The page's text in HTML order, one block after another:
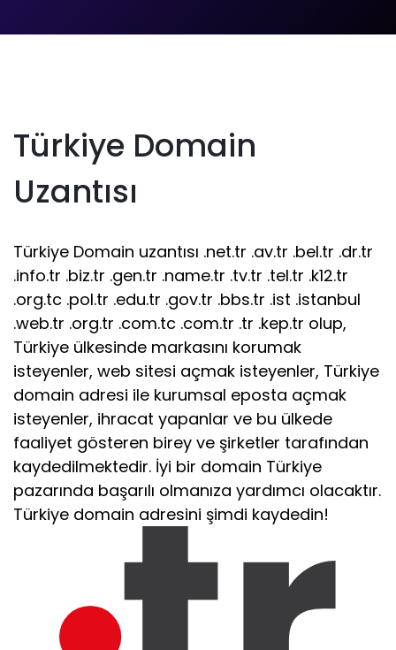
Türkiye Domain
Uzantısı
Türkiye Domain uzantısı .net.tr .av.tr .bel.tr .dr.tr
.info.tr .biz.tr .gen.tr .name.tr .tv.tr .tel.tr .k12.tr
.org.tc .pol.tr .edu.tr .gov.tr .bbs.tr .ist .istanbul
.web.tr .org.tr .com.tc .com.tr .tr .kep.tr olup,
Türkiye ülkesinde markasını korumak
isteyenler, web sitesi açmak isteyenler, Türkiye
domain adresi ile kurumsal eposta açmak
isteyenler, ihracat yapanlar ve bu ülkede
faaliyet gösteren birey ve şirketler tarafından
kaydedilmektedir. İyi bir domain Türkiye
pazarında başarılı olmanıza yardımcı olacaktır.
Türkiye domain adresini şimdi kaydedin!